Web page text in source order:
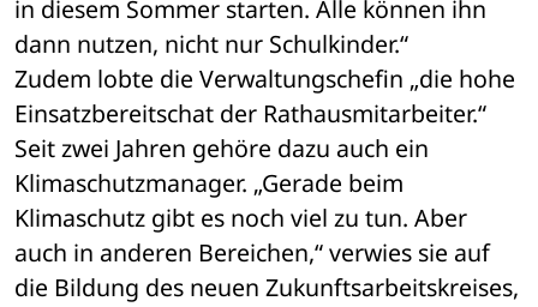
in diesem Sommer starten. Alle können ihn
dann nutzen, nicht nur Schulkinder.“
Zudem lobte die Verwaltungschefin „die hohe
Einsatzbereitschat der Rathausmitarbeiter.“
Seit zwei Jahren gehöre dazu auch ein
Klimaschutzmanager. „Gerade beim
Klimaschutz gibt es noch viel zu tun. Aber
auch in anderen Bereichen,“ verwies sie auf
die Bildung des neuen Zukunftsarbeitskreises,